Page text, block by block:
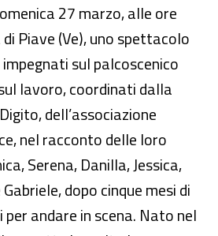
27 marzo, alle ore
Piave (Ve), uno spettacolo
sul palcoscenico
lavoro, coordinati dalla
dell’associazione
nel racconto delle loro
Serena, Danilla, Jessica,
dopo cinque mesi di
andare in scena. Nato nel